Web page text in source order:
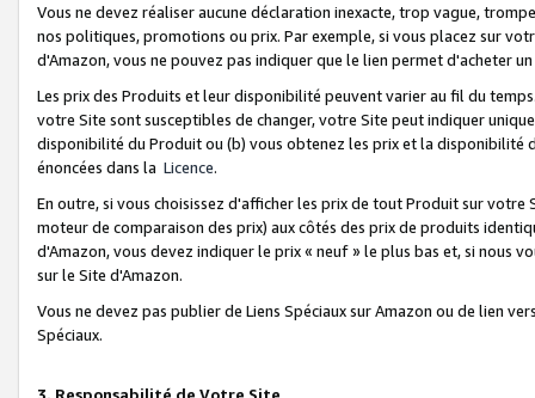
Vous ne devez réaliser aucune déclaration inexacte, trop vague,
nos politiques, promotions ou prix. Par exemple, si vous placez sur
d'Amazon, vous ne pouvez pas indiquer que le lien permet d'acheter
Les prix des Produits et leur disponibilité peuvent varier au fil du
votre Site sont susceptibles de changer, votre Site peut indiquer
disponibilité du Produit ou (b) vous obtenez les prix et la disponibilité
énoncées dans la Licence.
En outre, si vous choisissez d'afficher les prix de tout Produit sur
moteur de comparaison des prix) aux côtés des prix de produits
d'Amazon, vous devez indiquer le prix « neuf » le plus bas et, si nous
sur le Site d'Amazon.
Vous ne devez pas publier de Liens Spéciaux sur Amazon ou de lien
Spéciaux.
3. Responsabilité de Votre Site